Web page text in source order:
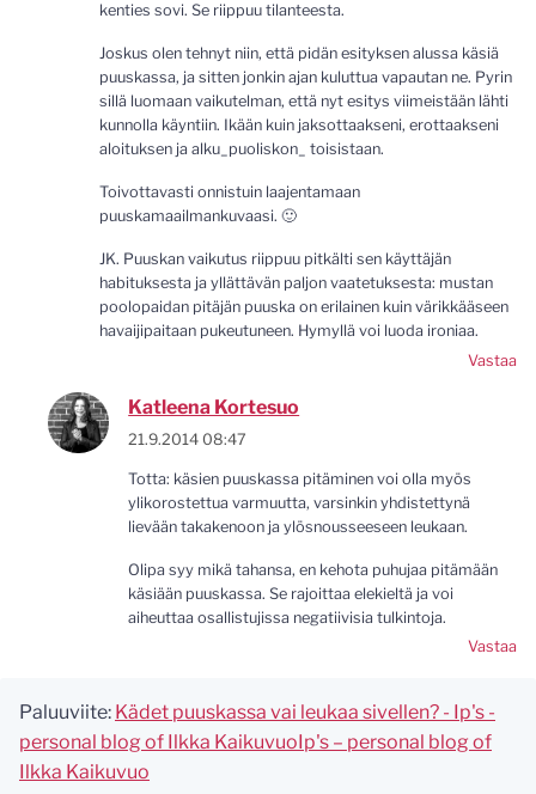
kenties sovi. Se riippuu tilanteesta.
Joskus olen tehnyt niin, että pidän esityksen alussa käsiä
puuskassa, ja sitten jonkin ajan kuluttua vapautan ne. Pyrin
sillä luomaan vaikutelman, että nyt esitys viimeistään lähti
kunnolla käyntiin. Ikään kuin jaksottaakseni, erottaakseni
aloituksen ja alku_puoliskon_ toisistaan.
Toivottavasti onnistuin laajentamaan
puuskamaailmankuvaasi. 🙂
JK. Puuskan vaikutus riippuu pitkälti sen käyttäjän
habituksesta ja yllättävän paljon vaatetuksesta: mustan
poolopaidan pitäjän puuska on erilainen kuin värikkääseen
havaijipaitaan pukeutuneen. Hymyllä voi luoda ironiaa.
Vastaa
Katleena Kortesuo
21.9.2014 08:47
Totta: käsien puuskassa pitäminen voi olla myös
ylikorostettua varmuutta, varsinkin yhdistettynä
lievään takakenoon ja ylösnousseeseen leukaan.
Olipa syy mikä tahansa, en kehota puhujaa pitämään
käsiään puuskassa. Se rajoittaa elekieltä ja voi
aiheuttaa osallistujissa negatiivisia tulkintoja.
Vastaa
Paluuviite: Kädet puuskassa vai leukaa sivellen? - Ip's -
personal blog of Ilkka KaikuvuoIp's – personal blog of
Ilkka Kaikuvuo